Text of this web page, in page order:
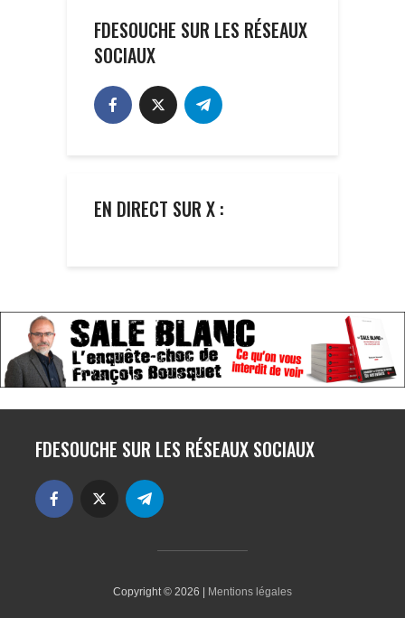
FDESOUCHE SUR LES RÉSEAUX
SOCIAUX
EN DIRECT SUR X :
FDESOUCHE SUR LES RÉSEAUX SOCIAUX
Copyright © 2026 | Mentions légales